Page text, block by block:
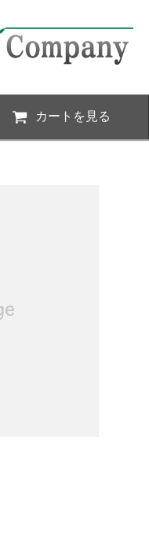
カートを見る